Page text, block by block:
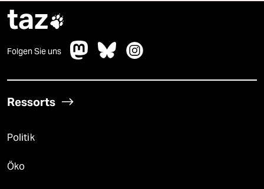
taz
Folgen Sie uns
Ressorts
Politik
Öko